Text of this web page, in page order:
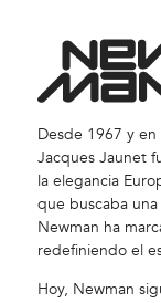
Desde 1967 y
Jacques Jaunet
la elegancia
que buscaba una
Newman ha
redefiniendo el
Hoy, Newman